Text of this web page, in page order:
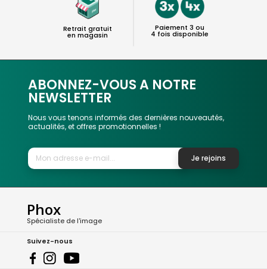
Retrait gratuit
en magasin
Paiement 3 ou
4 fois disponible
ABONNEZ-VOUS A NOTRE
NEWSLETTER
Nous vous tenons informés des dernières nouveautés,
actualités, et offres promotionnelles !
Je rejoins
Phox
Spécialiste de l'image
Suivez-nous